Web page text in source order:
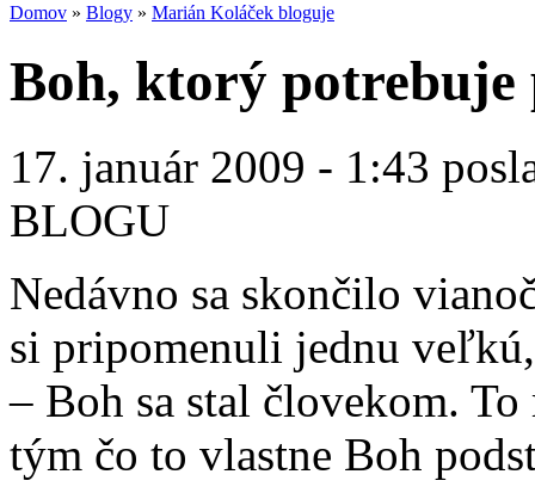
Domov » Blogy » Marián Koláček bloguje
Boh, ktorý potrebuje
17. január 2009 - 1:43
BLOGU
Nedávno sa skončilo
si pripomenuli jednu
– Boh sa stal človekom.
tým čo to vlastne Boh